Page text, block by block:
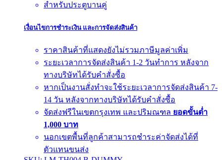
สำหรับประตูบานคู่
เงื่อนไขการชำระเงิน และการจัดส่งสินค้า
ราคาสินค้าที่แสดงยังไม่รวมภาษีมูลค่าเพิ่ม
ระยะเวลาการจัดส่งสินค้า 1-2 วันทำการ หลังจาก
ทางบริษัทได้รับคำสั่งซื้อ
หากเป็นงานสั่งทำจะใช้ระยะเวลาการจัดส่งสินค้า 7-
14 วัน หลังจากทางบริษัทได้รับคำสั่งซื้อ
จัดส่งฟรีในเขตกรุงเทพ และปริมณฑล ยอดขั้นต่ำ
1,000 บาท
นอกเขตพื้นที่ลูกค้าสามารถชำระค่าจัดส่งได้ที่
ตัวแทนขนส่ง